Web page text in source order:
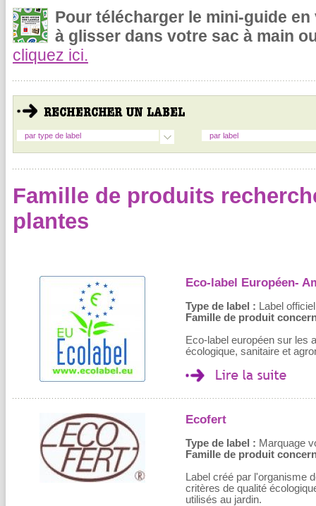
Pour télécharger le mini-guide
à glisser dans votre sac à main
cliquez ici.
par type de label par label
Famille de produits
plantes
Eco-label Européen-
Type de label : Label officiel
Famille de produit
Eco-label européen sur les
écologique, sanitaire et
Ecofert
Type de label : Marquage
Famille de produit
Label créé par l'organisme
critères de qualité
utilisés au jardin.